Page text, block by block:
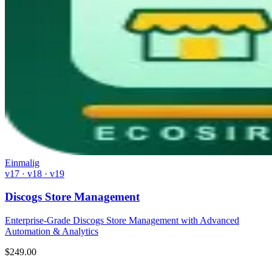
Einmalig
v17 · v18 · v19
Discogs Store Management
Enterprise-Grade Discogs Store Management with Advanced
Automation & Analytics
$249.00